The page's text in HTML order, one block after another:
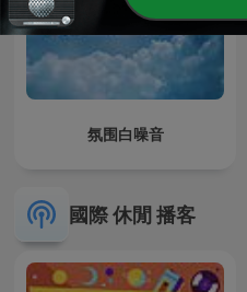
氛围白噪音
國際 休閒 播客